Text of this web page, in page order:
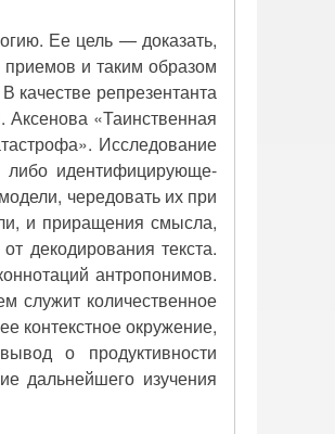
Ее цель — доказать,
и таким образом
качестве репрезентанта
«Таинственная
Исследование
либо идентифицирующе-
чередовать их при
и приращения смысла,
декодирования текста.
антропонимов.
служит количественное
контекстное окружение,
о продуктивности
дальнейшего изучения